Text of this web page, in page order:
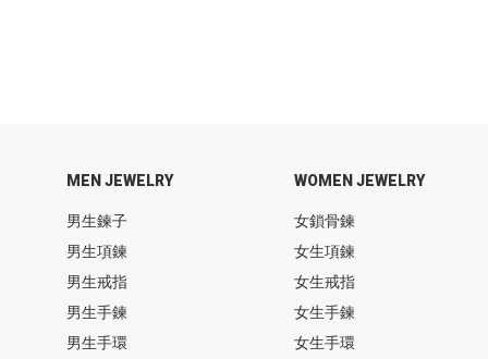
MEN JEWELRY
男生鍊子
男生項鍊
男生戒指
男生手鍊
男生手環
WOMEN JEWELRY
女鎖骨鍊
女生項鍊
女生戒指
女生手鍊
女生手環